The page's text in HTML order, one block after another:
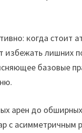
когда стоит
лишних
базовые
арен до
с асимметричным